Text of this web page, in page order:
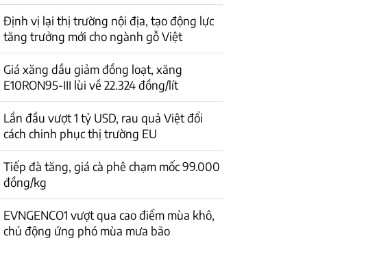
Định vị lại thị trường nội địa, tạo động lực
tăng trưởng mới cho ngành gỗ Việt
Giá xăng dầu giảm đồng loạt, xăng
E10RON95-III lùi về 22.324 đồng/lít
Lần đầu vượt 1 tỷ USD, rau quả Việt đổi
cách chinh phục thị trường EU
Tiếp đà tăng, giá cà phê chạm mốc 99.000
đồng/kg
EVNGENCO1 vượt qua cao điểm mùa khô,
chủ động ứng phó mùa mưa bão